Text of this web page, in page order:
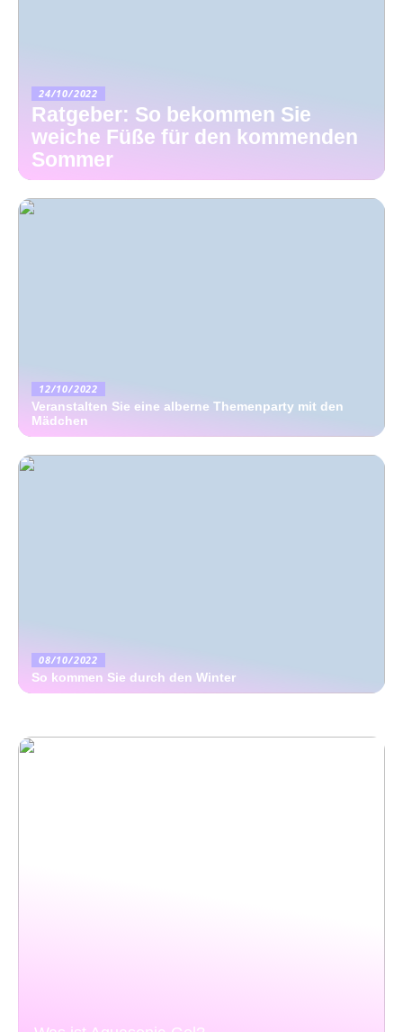
24/10/2022
Ratgeber: So bekommen Sie
weiche Füße für den kommenden
Sommer
12/10/2022
Veranstalten Sie eine alberne Themenparty mit den
Mädchen
08/10/2022
So kommen Sie durch den Winter